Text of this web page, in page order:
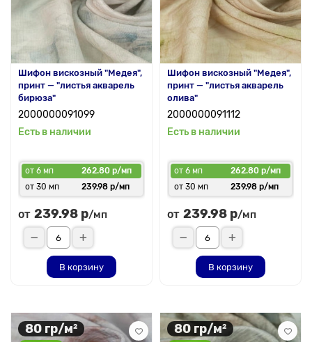
Шифон вискозный "Медея",
принт — "листья акварель
бирюза"
2000000091099
Есть в наличии
от 6 мп
262.80 р/мп
от 30 мп
239.98 р/мп
от 239.98 р/мп
В корзину
Шифон вискозный "Медея",
принт — "листья акварель
олива"
2000000091112
Есть в наличии
от 6 мп
262.80 р/мп
от 30 мп
239.98 р/мп
от 239.98 р/мп
В корзину
80 гр/м² 80 гр/м²